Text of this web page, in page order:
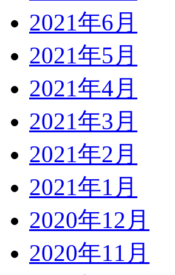
2021年6月
2021年5月
2021年4月
2021年3月
2021年2月
2021年1月
2020年12月
2020年11月